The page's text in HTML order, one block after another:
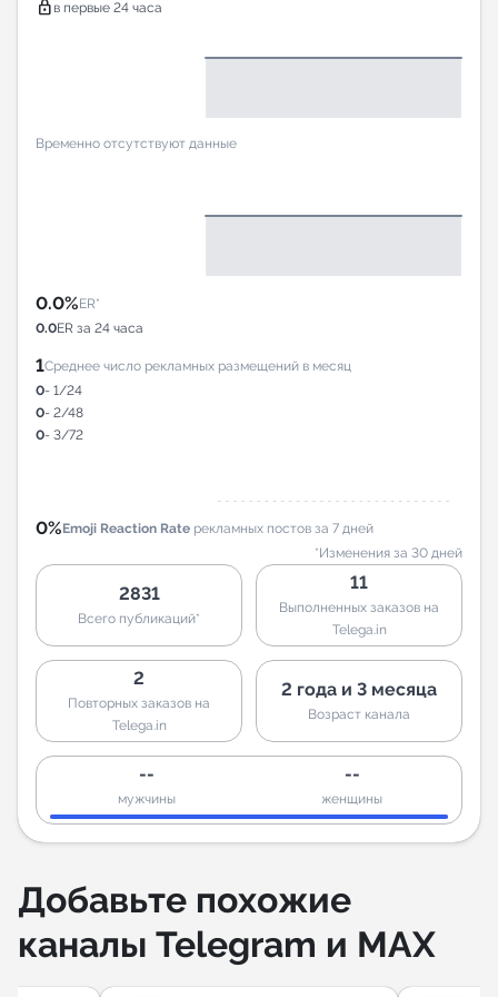
lock в первые 24 часа
Временно отсутствуют данные
0.0%ER*
0.0ER за 24 часа
1Среднее число рекламных размещений в месяц
0- 1/24
0- 2/48
0- 3/72
0%Emoji Reaction Rate рекламных постов за 7 дней
*Изменения за 30 дней
2831
Всего публикаций*
11
Выполненных заказов на
Telega.in
2
Повторных заказов на
Telega.in
2 года и 3 месяца
Возраст канала
--
мужчины
--
женщины
Добавьте похожие
каналы Telegram и MAX